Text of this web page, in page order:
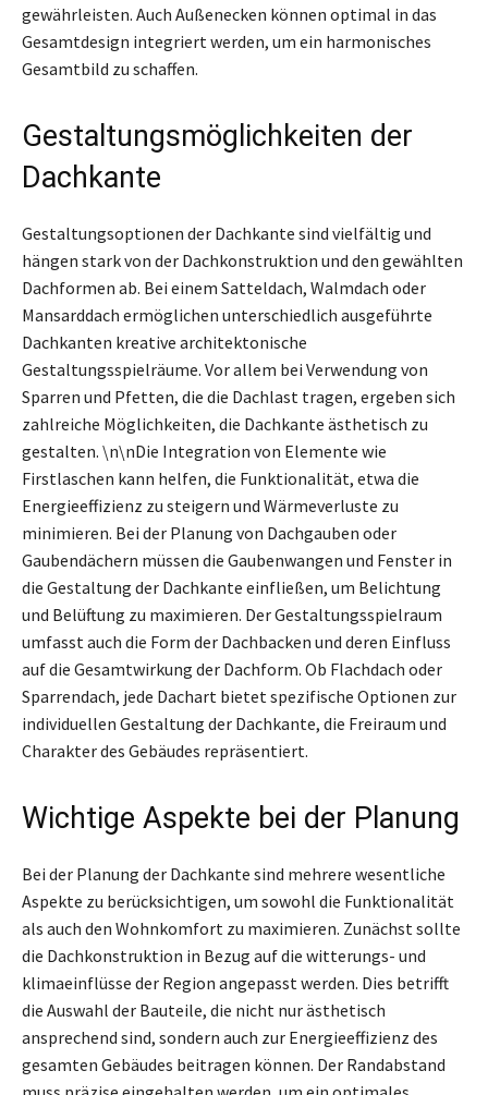
gewährleisten. Auch Außenecken können optimal in das
Gesamtdesign integriert werden, um ein harmonisches
Gesamtbild zu schaffen.
Gestaltungsmöglichkeiten der
Dachkante
Gestaltungsoptionen der Dachkante sind vielfältig und
hängen stark von der Dachkonstruktion und den gewählten
Dachformen ab. Bei einem Satteldach, Walmdach oder
Mansarddach ermöglichen unterschiedlich ausgeführte
Dachkanten kreative architektonische
Gestaltungsspielräume. Vor allem bei Verwendung von
Sparren und Pfetten, die die Dachlast tragen, ergeben sich
zahlreiche Möglichkeiten, die Dachkante ästhetisch zu
gestalten. \n\nDie Integration von Elemente wie
Firstlaschen kann helfen, die Funktionalität, etwa die
Energieeffizienz zu steigern und Wärmeverluste zu
minimieren. Bei der Planung von Dachgauben oder
Gaubendächern müssen die Gaubenwangen und Fenster in
die Gestaltung der Dachkante einfließen, um Belichtung
und Belüftung zu maximieren. Der Gestaltungsspielraum
umfasst auch die Form der Dachbacken und deren Einfluss
auf die Gesamtwirkung der Dachform. Ob Flachdach oder
Sparrendach, jede Dachart bietet spezifische Optionen zur
individuellen Gestaltung der Dachkante, die Freiraum und
Charakter des Gebäudes repräsentiert.
Wichtige Aspekte bei der Planung
Bei der Planung der Dachkante sind mehrere wesentliche
Aspekte zu berücksichtigen, um sowohl die Funktionalität
als auch den Wohnkomfort zu maximieren. Zunächst sollte
die Dachkonstruktion in Bezug auf die witterungs- und
klimaeinflüsse der Region angepasst werden. Dies betrifft
die Auswahl der Bauteile, die nicht nur ästhetisch
ansprechend sind, sondern auch zur Energieeffizienz des
gesamten Gebäudes beitragen können. Der Randabstand